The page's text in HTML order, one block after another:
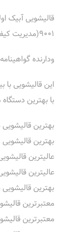
قالیشویی آبیک
9001(مدیریت کیفیت) در منطقه
ودارنده گواهینامه
این قالیشویی
با بهترین دستگاه
بهترین
بهترین
عالیترین
عالیترین
بهترین
معتبرترین
معتبرترین